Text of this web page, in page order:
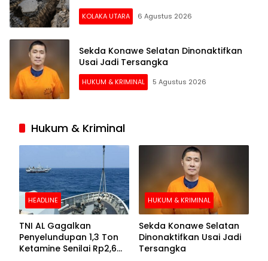
KOLAKA UTARA 6 Agustus 2026
Sekda Konawe Selatan Dinonaktifkan
Usai Jadi Tersangka
HUKUM & KRIMINAL 5 Agustus 2026
Hukum & Kriminal
HEADLINE
TNI AL Gagalkan
Penyelundupan 1,3 Ton
Ketamine Senilai Rp2,6
HUKUM & KRIMINAL
Sekda Konawe Selatan
Dinonaktifkan Usai Jadi
Tersangka